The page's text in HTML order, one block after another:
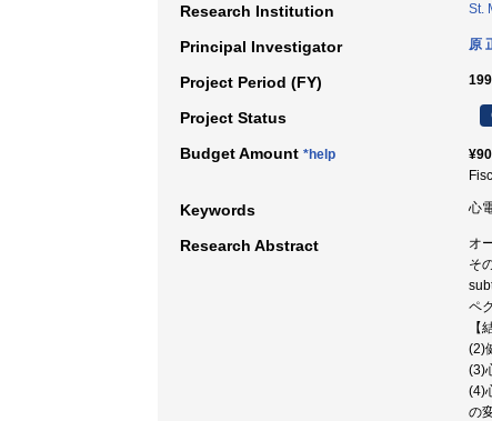
Research Institution St.
Principal Investigator 原
Project Period (FY)
Project Status
Budget Amount *help
Keywords 心
Research Abstract
オ
そ
ペ
【
(2)
(3)
(4)
の